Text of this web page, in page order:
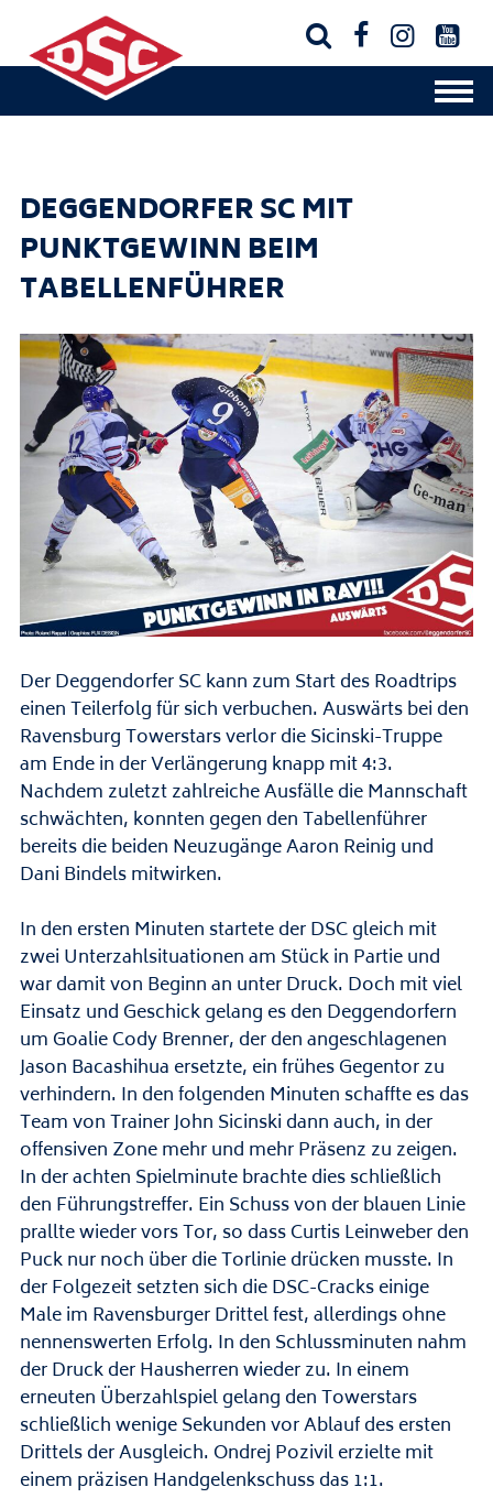
   
DEGGENDORFER SC MIT
PUNKTGEWINN BEIM
TABELLENFÜHRER
Der Deggendorfer SC kann zum Start des Roadtrips
einen Teilerfolg für sich verbuchen. Auswärts bei den
Ravensburg Towerstars verlor die Sicinski-Truppe
am Ende in der Verlängerung knapp mit 4:3.
Nachdem zuletzt zahlreiche Ausfälle die Mannschaft
schwächten, konnten gegen den Tabellenführer
bereits die beiden Neuzugänge Aaron Reinig und
Dani Bindels mitwirken.
In den ersten Minuten startete der DSC gleich mit
zwei Unterzahlsituationen am Stück in Partie und
war damit von Beginn an unter Druck. Doch mit viel
Einsatz und Geschick gelang es den Deggendorfern
um Goalie Cody Brenner, der den angeschlagenen
Jason Bacashihua ersetzte, ein frühes Gegentor zu
verhindern. In den folgenden Minuten schaffte es das
Team von Trainer John Sicinski dann auch, in der
offensiven Zone mehr und mehr Präsenz zu zeigen.
In der achten Spielminute brachte dies schließlich
den Führungstreffer. Ein Schuss von der blauen Linie
prallte wieder vors Tor, so dass Curtis Leinweber den
Puck nur noch über die Torlinie drücken musste. In
der Folgezeit setzten sich die DSC-Cracks einige
Male im Ravensburger Drittel fest, allerdings ohne
nennenswerten Erfolg. In den Schlussminuten nahm
der Druck der Hausherren wieder zu. In einem
erneuten Überzahlspiel gelang den Towerstars
schließlich wenige Sekunden vor Ablauf des ersten
Drittels der Ausgleich. Ondrej Pozivil erzielte mit
einem präzisen Handgelenkschuss das 1:1.